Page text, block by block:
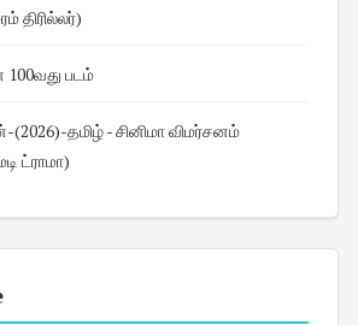
திரில்லர்)
100வது படம்
(2026)-தமிழ் - சினிமா விமர்சனம்
ட்ராமா)